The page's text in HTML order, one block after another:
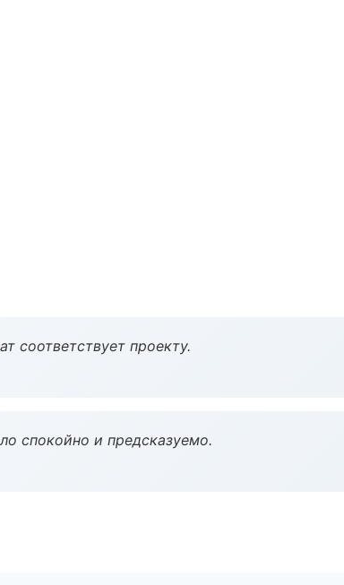
соответствует проекту.
спокойно и предсказуемо.